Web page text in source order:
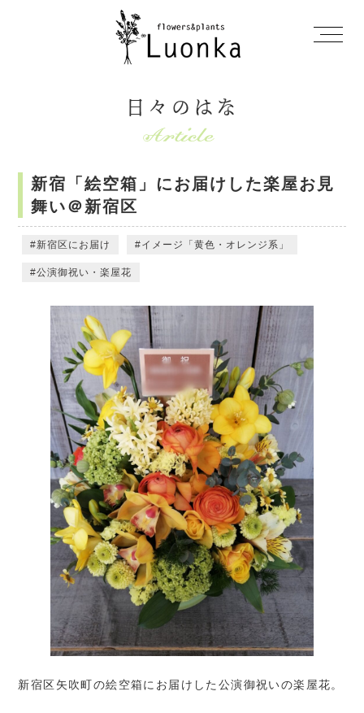
日々のはな
新宿「絵空箱」にお届けした楽屋お見
舞い＠新宿区
新宿区にお届け イメージ「黄色・オレンジ系」
公演御祝い・楽屋花
新宿区矢吹町の絵空箱にお届けした公演御祝いの楽屋花。